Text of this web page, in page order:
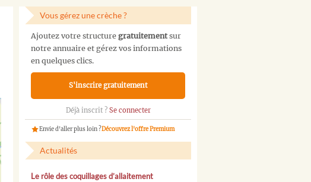
Vous gérez une crèche ?
Ajoutez votre structure gratuitementsur
notre annuaire et gérez vos informations
en quelques clics.
S'inscrire gratuitement
Déjà inscrit ? Se connecter
Envie d'aller plus loin ?Découvrez l'offre Premium
Actualités
Le rôle des coquillages d’allaitement